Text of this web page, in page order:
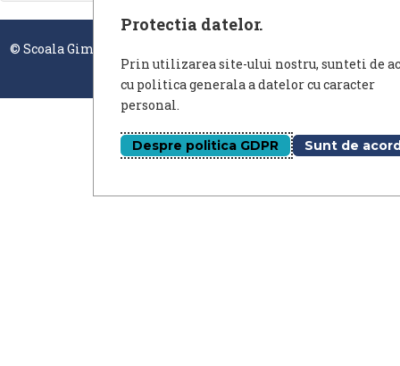
© Scoala Gimnaziala nr.1 Unirea - site oficial 2026. Design by
Mircea
Protectia datelor.
Prin utilizarea site-ului nostru, sunteti de
cu politica generala a datelor cu caracter
personal.
Despre politica GDPR Sunt de